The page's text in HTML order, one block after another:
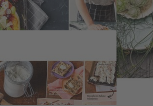
, samt praktischer Küchentipps. Und
steigen, löschen wir unseren
Eistees
. Die Abende genießen wir gerne
Vielleicht wie in Bella Italia? Unsere
überraschen mit wunderbaren Kreationen
von Genuss. So könnte ein Sommer gerne
Einmachrezepten
Früchte und aromatisches Gemüse ein
und hoffentlich auch Ihren Sommergenuss!
sich alles umsWäsche waschen– mit diesen
wir mehr Zeit, Geld, Umweltschutz und
für Sie von der Redaktion getestet: